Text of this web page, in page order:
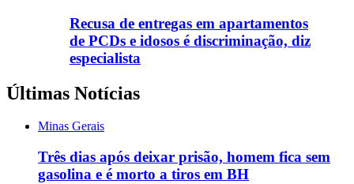
Recusa de entregas em apartamentos
de PCDs e idosos é discriminação, diz
especialista
Últimas Notícias
Minas Gerais
Três dias após deixar prisão, homem fica sem
gasolina e é morto a tiros em BH